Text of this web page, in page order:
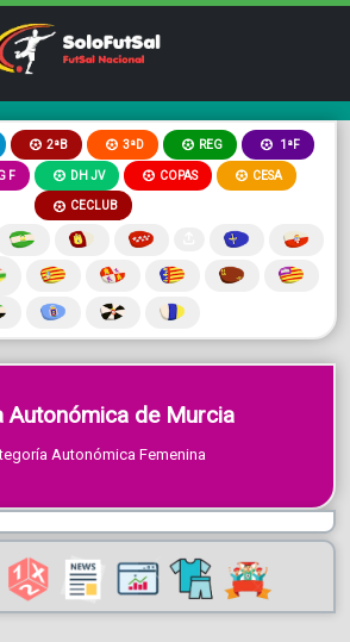
2ªB 3ªD REG 1ªF
F DH JV COPAS CESA
CECLUB
Autonómica de Murcia
Autonómica Femenina